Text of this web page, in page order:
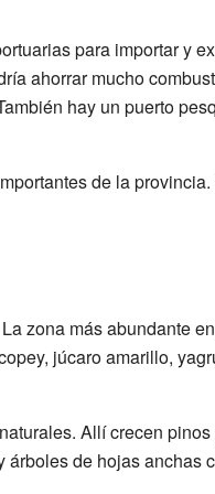
para importar y
ahorrar mucho
hay un puerto
de la
zona más abundante
júcaro amarillo,
Allí crecen
de hojas anchas